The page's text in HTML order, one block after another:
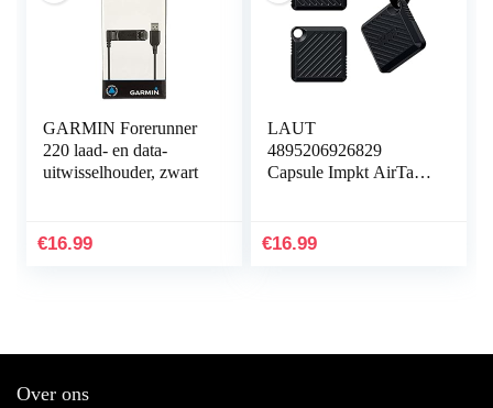
GARMIN Forerunner
220 laad- en data-
uitwisselhouder, zwart
€16.99
LAUT
4895206926829
Capsule Impkt AirTags
€16.99
Over ons